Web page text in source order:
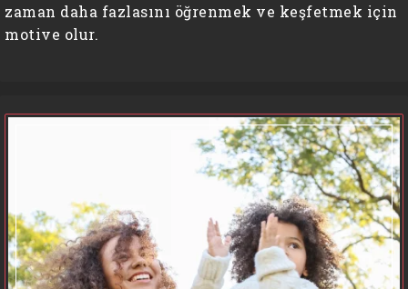
zaman daha fazlasını öğrenmek ve keşfetmek için
motive olur.